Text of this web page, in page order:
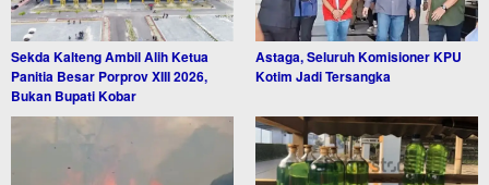
Sekda Kalteng Ambil Alih Ketua
Panitia Besar Porprov XIII 2026,
Bukan Bupati Kobar
Astaga, Seluruh Komisioner KPU
Kotim Jadi Tersangka